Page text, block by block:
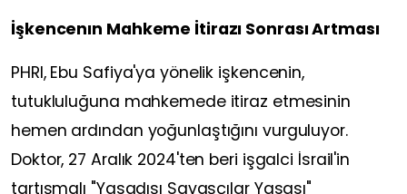
İşkencenın Mahkeme İtirazı Sonrası Artması
PHRI, Ebu Safiya'ya yönelik işkencenin,
tutukluluğuna mahkemede itiraz etmesinin
hemen ardından yoğunlaştığını vurguluyor.
Doktor, 27 Aralık 2024'ten beri işgalci İsrail'in
tartışmalı "Yasadışı Savaşçılar Yasası"